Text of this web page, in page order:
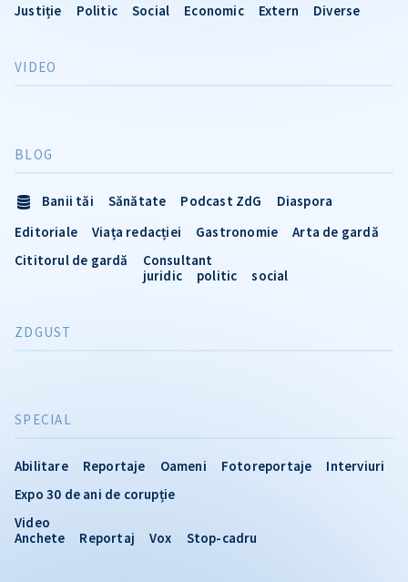
Justiție Politic Social Economic Extern Diverse
VIDEO
SPECIAL
Abilitare Reportaje Oameni Fotoreportaje
Interviuri
Expo 30 de ani de corupție
Video
Anchete
Reportaj Vox Stop-cadru
BLOG
Banii tăi Sănătate Podcast ZdG
Diaspora
Editoriale
Viața redacției Gastronomie
Arta de gardă
Cititorul de gardă
Consultant
juridic
politic social
ZDGUST